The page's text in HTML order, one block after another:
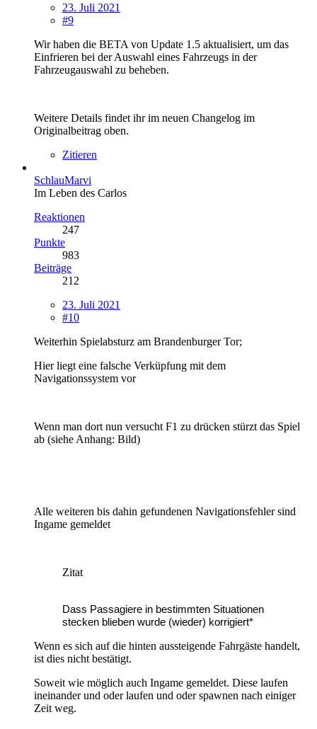
23. Juli 2021
#9
Wir haben die BETA von Update 1.5 aktualisiert, um das
Einfrieren bei der Auswahl eines Fahrzeugs in der
Fahrzeugauswahl zu beheben.
Weitere Details findet ihr im neuen Changelog im
Originalbeitrag oben.
Zitieren
SchlauMarvi
Im Leben des Carlos
Reaktionen
247
Punkte
983
Beiträge
212
23. Juli 2021
#10
Weiterhin Spielabsturz am Brandenburger Tor;
Hier liegt eine falsche Verküpfung mit dem
Navigationssystem vor
Wenn man dort nun versucht F1 zu drücken stürzt das Spiel
ab (siehe Anhang: Bild)
Alle weiteren bis dahin gefundenen Navigationsfehler sind
Ingame gemeldet
Zitat
Dass Passagiere in bestimmten Situationen
stecken blieben wurde (wieder) korrigiert*
Wenn es sich auf die hinten aussteigende Fahrgäste handelt,
ist dies nicht bestätigt.
Soweit wie möglich auch Ingame gemeldet. Diese laufen
ineinander und oder laufen und oder spawnen nach einiger
Zeit weg.